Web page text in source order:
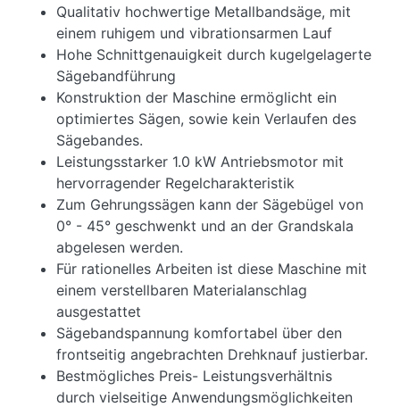
Qualitativ hochwertige Metallbandsäge, mit
einem ruhigem und vibrationsarmen Lauf
Hohe Schnittgenauigkeit durch kugelgelagerte
Sägebandführung
Konstruktion der Maschine ermöglicht ein
optimiertes Sägen, sowie kein Verlaufen des
Sägebandes.
Leistungsstarker 1.0 kW Antriebsmotor mit
hervorragender Regelcharakteristik
Zum Gehrungssägen kann der Sägebügel von
0° - 45° geschwenkt und an der Grandskala
abgelesen werden.
Für rationelles Arbeiten ist diese Maschine mit
einem verstellbaren Materialanschlag
ausgestattet
Sägebandspannung komfortabel über den
frontseitig angebrachten Drehknauf justierbar.
Bestmögliches Preis- Leistungsverhältnis
durch vielseitige Anwendungsmöglichkeiten